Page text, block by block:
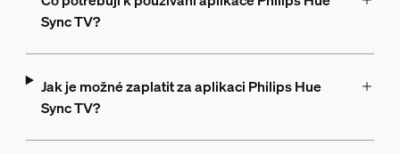
Sync TV?
Jak je možné zaplatit za aplikaci Philips Hue
Sync TV?